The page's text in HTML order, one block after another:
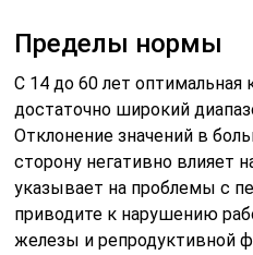
Пределы нормы
С 14 до 60 лет
достаточно широкий
Отклонение значений в
сторону негативно влияет
указывает на проблемы с
приводите к нарушению
железы и репродуктивной